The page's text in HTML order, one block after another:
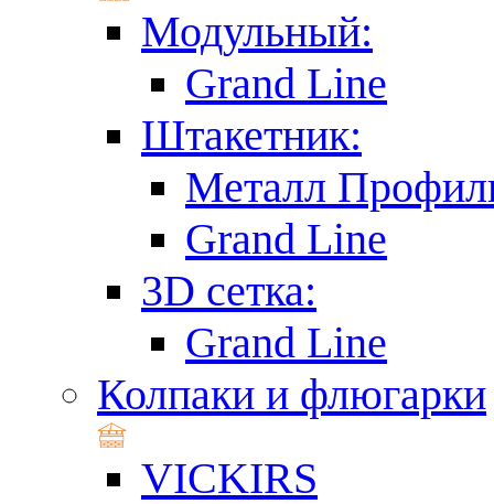
Модульный:
Grand Line
Штакетник:
Металл
Grand Line
3D сетка:
Grand Line
Колпаки и флюгарки
VICKIRS